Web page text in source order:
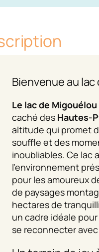
Bienvenue au
Le lac de Migouélou
caché des Hautes-
altitude qui promet
souffle et des
inoubliables. Ce lac
l’environnement
pour les amoureux
de paysages
hectares de
un cadre idéale
se reconnecter